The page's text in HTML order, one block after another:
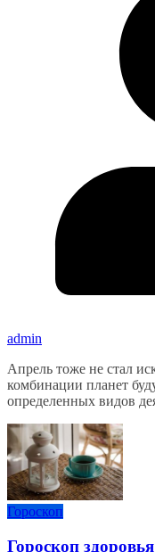
admin
Апрель тоже не стал
комбинации планет
определенных видов
Гороскоп
Гороскоп